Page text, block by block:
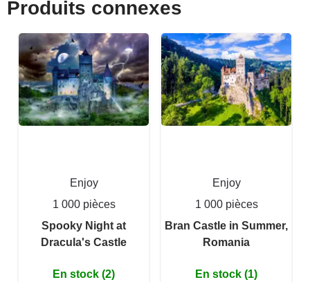
Produits connexes
Enjoy
1 000 pièces
Spooky Night at
Dracula's Castle
En stock (2)
Enjoy
1 000 pièces
Bran Castle in Summer,
Romania
En stock (1)